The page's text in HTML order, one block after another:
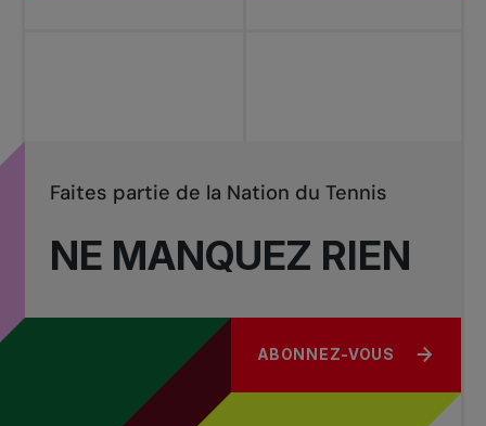
NE MANQUEZ RIEN
Faites partie de la Nation du Tennis
ABONNEZ-VOUS